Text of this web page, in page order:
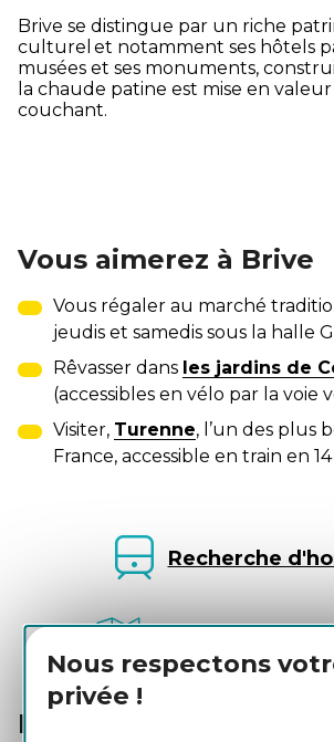
Nous respectons
privée !
Brive se distingue par un riche
culturel et notamment ses hôtels
musées et ses monuments,
la chaude patine est mise en valeur
couchant.
Vous aimerez à Brive
Vous régaler au marché
jeudis et samedis sous la halle
Rêvasser dans les jardins de
(accessibles en vélo par la voie
Visiter, Turenne, l’un des plus
France, accessible en train en
Recherche
Infos pratiques